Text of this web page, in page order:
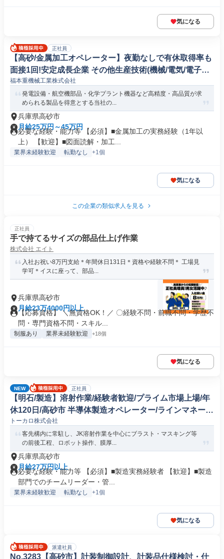
気になる
正社員
【高砂/金属加工オペレーター】夜勤なしで有休取得率も
面接1回!安定成長企業 その他生産技術(機械/電気/電子製
品専門職)
福本重機械工業株式会社
発電設備・航空機部品・化学プラント機器など高精度・高品質が求
められる製品を得意とする当社の...
兵庫県高砂市
月給25万円～45万円
必要な経験・能力等 【必須】■金属加工の実務経験（1年以
上） 【歓迎】■図面読解・加工...
業界未経験歓迎 転勤なし +1個
気になる
この企業の類似求人を見る
正社員
手で持てるサイズの部品仕上げ作業
株式会社 エイト
入社お祝い8万円支給＊年間休日131日＊資格や経験不問＊ 工場見
学可＊イスに座って、部品...
兵庫県高砂市
月給23万4000円以上
【応募資格】 ＼無資格OK！／ 〇経験不問・前職不問・学歴不
問・専門資格不問・スキル...
制服あり 業界未経験歓迎 +18個
気になる
NEW 正社員
【明石/製造】溶射作業/経験者歓迎/プライム市場上場/年
休120日/高砂市 半導体製造オペレーター/ラインマネージ
ャー
トーカロ株式会社
客先構内に常駐し、JK溶射作業を中心にブラスト・マスキング等
の前後工程、ロボット操作、膜厚...
兵庫県高砂市
月給27万円以上
必要な経験・能力等 【必須】■製造実務経験者 【歓迎】■製造
部門でのチームリーダー・管...
業界未経験歓迎 転勤なし +1個
気になる
派遣社員
No.3283【高砂市】計装制御設計、計装品仕様検討・仕